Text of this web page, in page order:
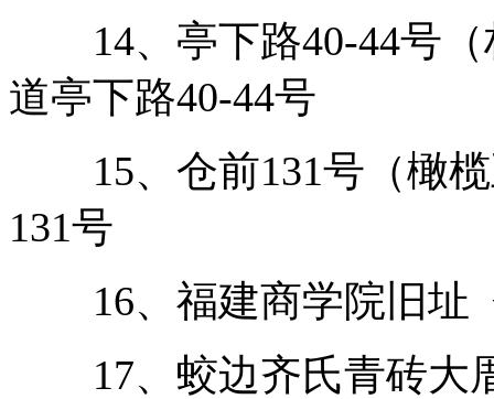
14、亭下路40-44号（
道亭下路40-44号
15、仓前131号（橄榄
131号
16、福建商学院旧址
17、蛟边齐氏青砖大